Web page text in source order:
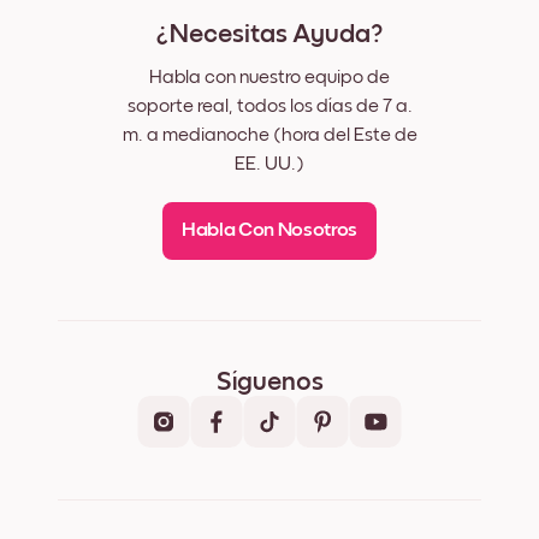
¿Necesitas Ayuda?
Habla con nuestro equipo de
soporte real, todos los días de 7 a.
m. a medianoche (hora del Este de
EE. UU.)
Habla Con Nosotros
Síguenos